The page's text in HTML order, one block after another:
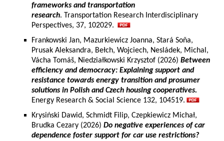
frameworks and transportation
research. Transportation Research Interdisciplinary
Perspectives, 37, 102029.
Frankowski Jan, Mazurkiewicz Joanna, Stará Soňa,
Prusak Aleksandra, Bełch, Wojciech, Nesládek, Michal,
Vácha Tomáš, Niedziałkowski Krzysztof (2026) Between
efficiency and democracy: Explaining support and
resistance towards energy transition and prosumer
solutions in Polish and Czech housing cooperatives.
Energy Research & Social Science 132, 104519.
Krysiński Dawid, Schmidt Filip, Czepkiewicz Michał,
Brudka Cezary (2026) Do negative experiences of car
dependence foster support for car use restrictions?